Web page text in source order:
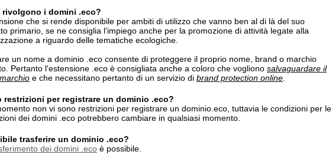
rivolgono i domini .eco?
che si rende disponibile per ambiti di utilizzo che vanno ben al di là del suo
primario, se ne consiglia l’impiego anche per la promozione di attività legate alla
a riguardo delle tematiche ecologiche.
un nome a dominio .eco consente di proteggere il proprio nome, brand o marchio
Pertanto l'estensione .eco è consigliata anche a coloro che vogliono salvaguardare il
e che necessitano pertanto di un servizio di brand protection online
restrizioni per registrare un dominio .eco?
non vi sono restrizioni per registrare un dominio.eco, tuttavia le condizioni per le
dei domini .eco potrebbero cambiare in qualsiasi momento.
trasferire un dominio .eco?
dei domini .eco è possibile.